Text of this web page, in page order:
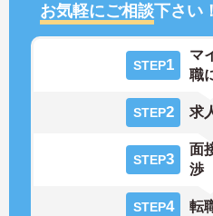
お気軽にご相談下さい！
STEP1
マ
職
STEP2 求
STEP3
面
渉
STEP4 転